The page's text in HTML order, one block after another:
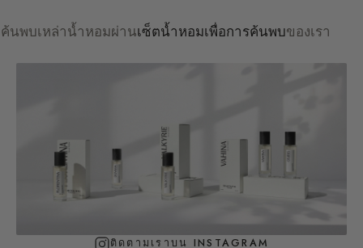
ค้นพบเหล่าน้ำหอมผ่านเซ็ตน้ำหอมเพื่อการค้นพบของเรา
ติดตามเราบน INSTAGRAM